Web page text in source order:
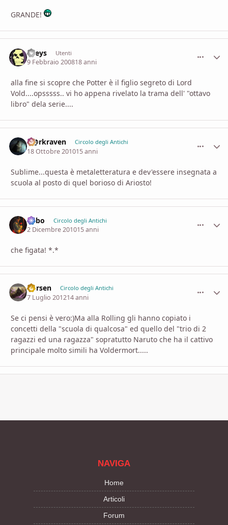
GRANDE!
Greys Utenti
9 Febbraio 200818 anni
alla fine si scopre che Potter è il figlio segreto di Lord
Vold....opsssss.. vi ho appena rivelato la trama dell' "ottavo
libro" dela serie....
D@rkraven Circolo degli Antichi
18 Ottobre 201015 anni
Sublime...questa è metaletteratura e dev'essere insegnata a
scuola al posto di quel borioso di Ariosto!
Bilbo Circolo degli Antichi
2 Dicembre 201015 anni
che figata! *.*
Vorsen Circolo degli Antichi
7 Luglio 201214 anni
Se ci pensi è vero:)Ma alla Rolling gli hanno copiato i
concetti della "scuola di qualcosa" ed quello del "trio di 2
ragazzi ed una ragazza" sopratutto Naruto che ha il cattivo
principale molto simili ha Voldermort.....
NAVIGA
Home
Articoli
Forum